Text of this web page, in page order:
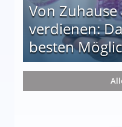
Von Zuhause
verdienen:
besten
die 15 besten